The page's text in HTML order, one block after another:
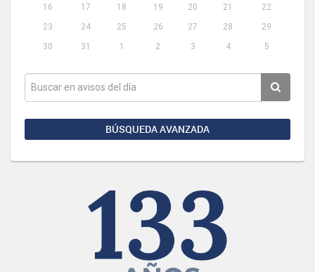
16
17 18 19 20 21
22
23
24 25 26 27 28
29
30
31 1 2 3 4 5
BÚSQUEDA AVANZADA